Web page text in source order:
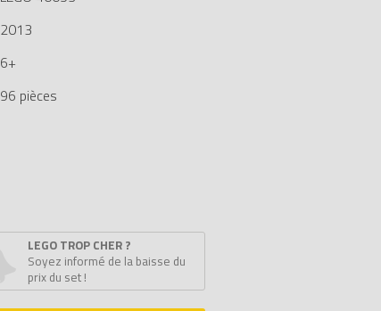
2013
6+
96 pièces
LEGO TROP CHER ?
Soyez informé de la baisse du
prix du set !